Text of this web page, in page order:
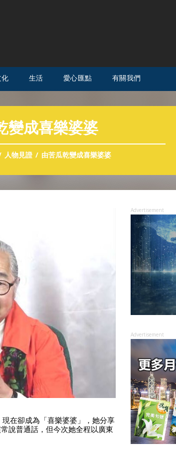
生活 愛心匯點 有關我們
變成喜樂婆婆
人物見證 由苦瓜乾變成喜樂婆婆
在卻成為「喜樂婆婆」，她分享
說普通話，但今次她全程以廣東
Advertisement
Advertisement